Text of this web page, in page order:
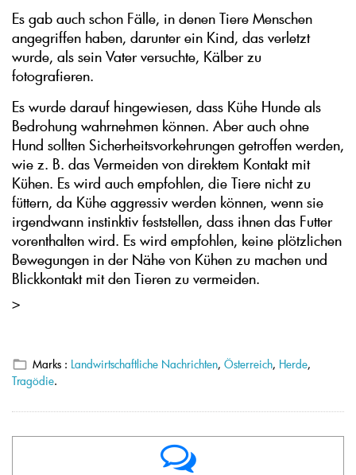
Es gab auch schon Fälle, in denen Tiere Menschen
angegriffen haben, darunter ein Kind, das verletzt
wurde, als sein Vater versuchte, Kälber zu
fotografieren.
Es wurde darauf hingewiesen, dass Kühe Hunde als
Bedrohung wahrnehmen können. Aber auch ohne
Hund sollten Sicherheitsvorkehrungen getroffen werden,
wie z. B. das Vermeiden von direktem Kontakt mit
Kühen. Es wird auch empfohlen, die Tiere nicht zu
füttern, da Kühe aggressiv werden können, wenn sie
irgendwann instinktiv feststellen, dass ihnen das Futter
vorenthalten wird. Es wird empfohlen, keine plötzlichen
Bewegungen in der Nähe von Kühen zu machen und
Blickkontakt mit den Tieren zu vermeiden.
>
Marks : Landwirtschaftliche Nachrichten, Österreich, Herde,
Tragödie.